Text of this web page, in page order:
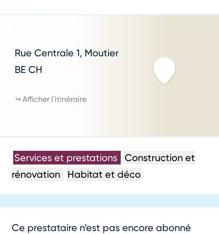
Rue Centrale 1 Moutier
BE CH
Afficher l'itinéraire
Services et prestations
Construction et
rénovation
Habitat et déco
Ce prestataire n’est pas encore abonné